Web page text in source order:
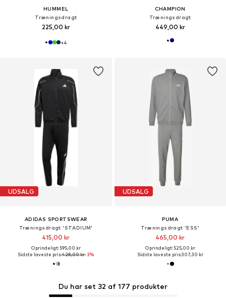
HUMMEL
Træningsdragt
225,00 kr
+4
CHAMPION
Træningsdragt
449,00 kr
UDSALG
ADIDAS SPORTSWEAR
Træningsdragt 'STADIUM'
415,00 kr
Oprindeligt: 595,00 kr
Sidste laveste pris:428,00 kr-3%
UDSALG
PUMA
Træningsdragt 'ESS'
465,00 kr
Oprindeligt: 525,00 kr
Sidste laveste pris:307,30 kr
Du har set 32 af 177 produkter